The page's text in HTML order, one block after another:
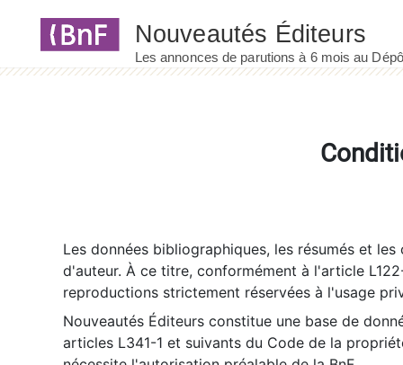
Les données bibliographiques, les résumés et
d'auteur. À ce titre, conformément à l'article
reproductions strictement réservées à l'usage
Nouveautés Éditeurs constitue une base de
articles L341-1 et suivants du Code de la